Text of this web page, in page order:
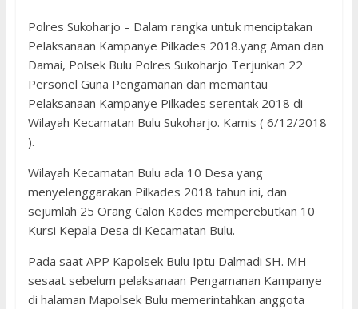
Polres Sukoharjo – Dalam rangka untuk menciptakan
Pelaksanaan Kampanye Pilkades 2018.yang Aman dan
Damai, Polsek Bulu Polres Sukoharjo Terjunkan 22
Personel Guna Pengamanan dan memantau
Pelaksanaan Kampanye Pilkades serentak 2018 di
Wilayah Kecamatan Bulu Sukoharjo. Kamis ( 6/12/2018
).
Wilayah Kecamatan Bulu ada 10 Desa yang
menyelenggarakan Pilkades 2018 tahun ini, dan
sejumlah 25 Orang Calon Kades memperebutkan 10
Kursi Kepala Desa di Kecamatan Bulu.
Pada saat APP Kapolsek Bulu Iptu Dalmadi SH. MH
sesaat sebelum pelaksanaan Pengamanan Kampanye
di halaman Mapolsek Bulu memerintahkan anggota